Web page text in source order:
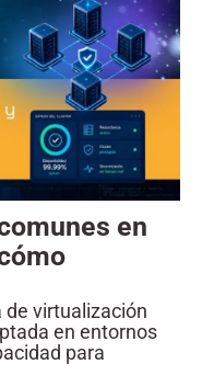
en
de virtualización
en entornos
para